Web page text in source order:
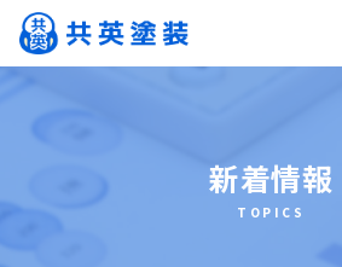
新着情報
TOPICS